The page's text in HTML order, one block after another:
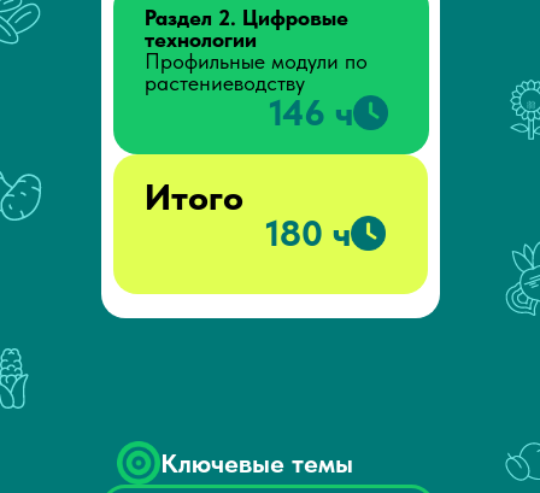
Ключевые темы
Раздел 2. Цифровые
технологии
Профильные модули по
растениеводству
146 ч
Итого
180 ч